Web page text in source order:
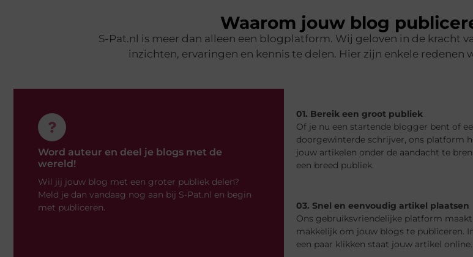
Waarom jouw blog
S-Pat.nl is meer dan alleen een blogplatform. Wij geloven in de kracht
inzichten, ervaringen en kennis te delen. Hier zijn enkele redenen
Word auteur en deel je blogs met de
wereld!
Wil jij jouw blog met een groter publiek delen?
Meld je dan vandaag nog aan bij S-Pat.nl en begin
met publiceren.
01. Bereik een groot publiek
Of je nu een startende blogger bent of
doorgewinterde schrijver, ons platform
jouw artikelen onder de aandacht te
een breed publiek.
03. Snel en eenvoudig artikel plaatsen
Ons gebruiksvriendelijke platform
makkelijk om jouw blogs te publiceren.
een paar klikken staat jouw artikel online.